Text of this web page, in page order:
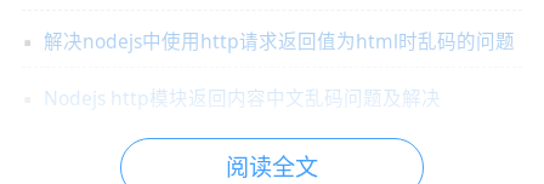
解决nodejs中使用http请求返回值为html时乱码的问题
Nodejs http模块返回内容中文乱码问题及解决
阅读全文